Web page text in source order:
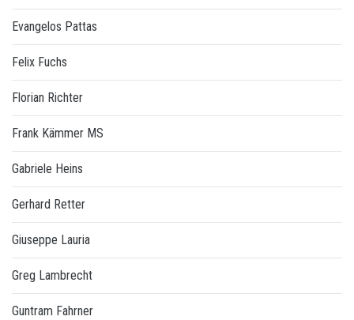
Evangelos Pattas
Felix Fuchs
Florian Richter
Frank Kämmer MS
Gabriele Heins
Gerhard Retter
Giuseppe Lauria
Greg Lambrecht
Guntram Fahrner